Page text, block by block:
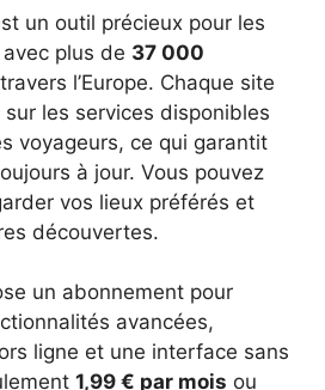
un outil précieux pour les
plus de 37 000
l’Europe. Chaque site
les services disponibles
voyageurs, ce qui garantit
à jour. Vous pouvez
vos lieux préférés et
découvertes.
un abonnement pour
avancées,
ligne et une interface sans
1,99 € par mois ou